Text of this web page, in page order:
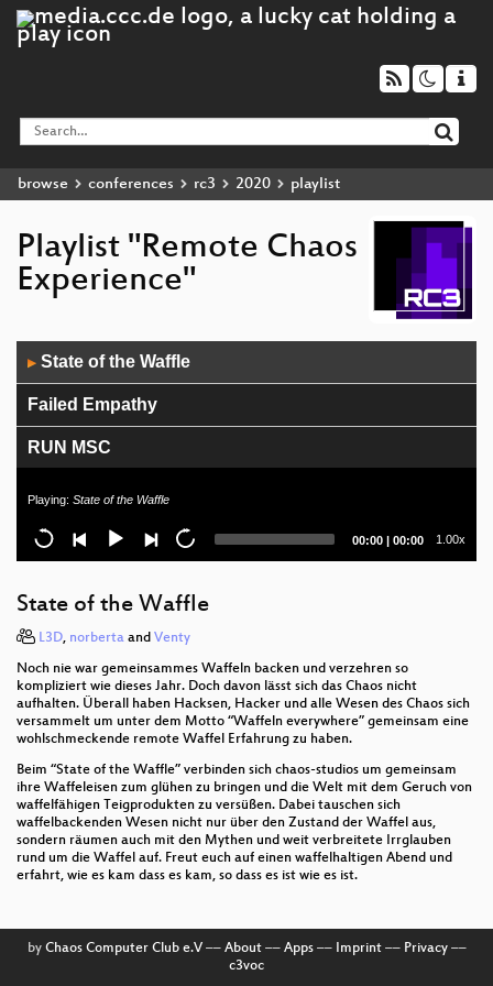
browse conferences rc3 2020 playlist
Playlist "Remote Chaos
Experience"
Player
▶ State of the Waffle
Failed Empathy
RUN MSC
als gemeinschaft stark durch krisen
Building (less in-) accessible web sites
rC3 Kalender: Das ging nicht in Saal 1!
Playing: State of the Waffle
Current
00:00 | Total
00:00 1.00x
State of the Waffle
L3D, norberta and Venty
Noch nie war gemeinsammes Waffeln backen und verzehren so
kompliziert wie dieses Jahr. Doch davon lässt sich das Chaos nicht
aufhalten. Überall haben Hacksen, Hacker und alle Wesen des Chaos sich
versammelt um unter dem Motto “Waffeln everywhere” gemeinsam eine
wohlschmeckende remote Waffel Erfahrung zu haben.
Beim “State of the Waffle” verbinden sich chaos-studios um gemeinsam
ihre Waffeleisen zum glühen zu bringen und die Welt mit dem Geruch von
waffelfähigen Teigprodukten zu versüßen. Dabei tauschen sich
waffelbackenden Wesen nicht nur über den Zustand der Waffel aus,
sondern räumen auch mit den Mythen und weit verbreitete Irrglauben
rund um die Waffel auf. Freut euch auf einen waffelhaltigen Abend und
erfahrt, wie es kam dass es kam, so dass es ist wie es ist.
by Chaos Computer Club e.V–– About–– Apps–– Imprint–– Privacy––
c3voc